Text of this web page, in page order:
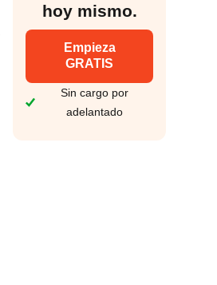
hoy mismo.
Empieza
GRATIS
Sin cargo por
adelantado